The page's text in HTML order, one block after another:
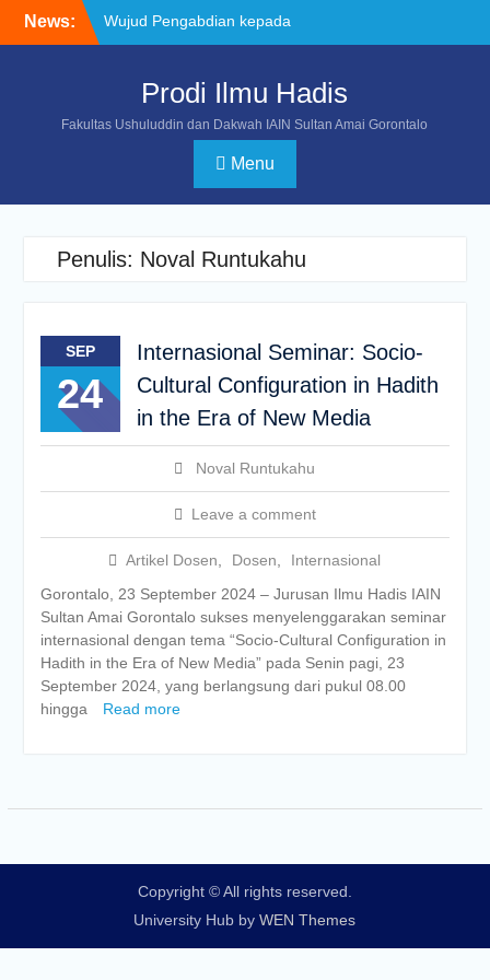
News:
Wujud Pengabdian kepada
Masyarakat, Mahasiswa
Yasinan untuk Almarhum
Hadis IAIN Sultan Amai
Prestasi pada POROS
Datokarama Palu
untuk Memperkuat Sinergi
Sivitas Akademika
Prodi Ilmu Hadis
Fakultas Ushuluddin dan Dakwah IAIN Sultan Amai Gorontalo
Menu
Penulis: Noval Runtukahu
SEP
24
Internasional Seminar: Socio-
Cultural Configuration in Hadith
in the Era of New Media
Noval Runtukahu
Leave a comment
Artikel Dosen Dosen
Internasional
Gorontalo, 23 September 2024 – Jurusan Ilmu Hadis IAIN
Sultan Amai Gorontalo sukses menyelenggarakan seminar
internasional dengan tema “Socio-Cultural Configuration in
Hadith in the Era of New Media” pada Senin pagi, 23
September 2024, yang berlangsung dari pukul 08.00
hingga
Read more
Copyright © All rights reserved.
University Hub byWEN Themes